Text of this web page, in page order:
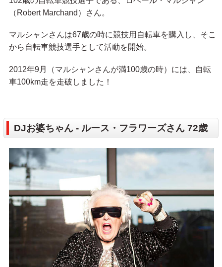
（Robert Marchand）さん。
マルシャンさんは67歳の時に競技用自転車を購入し、そこ
から自転車競技選手として活動を開始。
2012年9月（マルシャンさんが満100歳の時）には、自転
車100km走を走破しました！
DJお婆ちゃん - ルース・フラワーズさん 72歳